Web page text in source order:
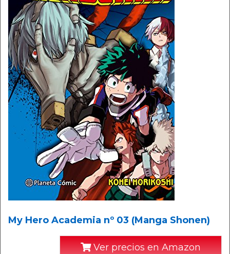
My Hero Academia nº 03 (Manga Shonen)
Ver precios en Amazon